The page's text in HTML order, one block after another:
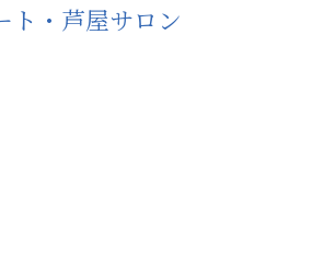
ト・芦屋サロン